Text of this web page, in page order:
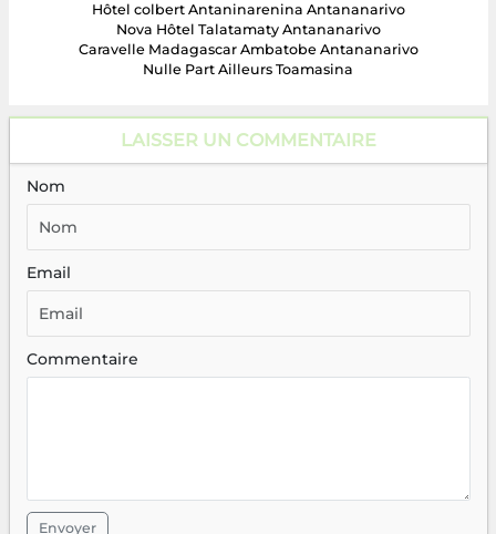
Hôtel colbert Antaninarenina Antananarivo
Nova Hôtel Talatamaty Antananarivo
Caravelle Madagascar Ambatobe Antananarivo
Nulle Part Ailleurs Toamasina
LAISSER UN COMMENTAIRE
Nom
Email
Commentaire
Envoyer